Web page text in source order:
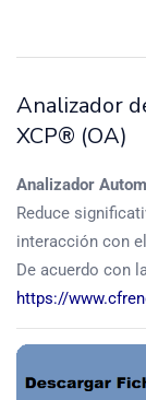
Analizador
XCP® (OA)
Analizador
Reduce
interacción con
De acuerdo con
https://